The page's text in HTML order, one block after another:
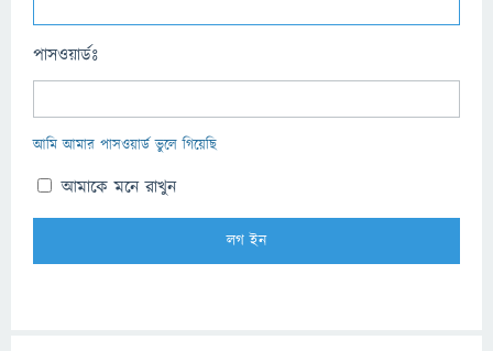
পাসওয়ার্ডঃ
আমি আমার পাসওয়ার্ড ভুলে গিয়েছি
আমাকে মনে রাখুন